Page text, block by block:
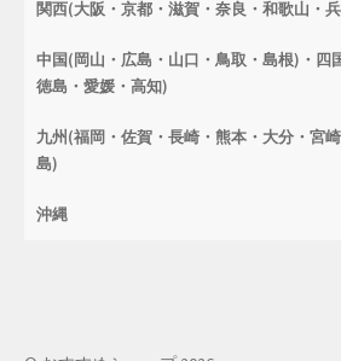
関西(大阪・京都・滋賀・奈良・和歌山・
中国(岡山・広島・山口・鳥取・島根)・四
徳島・愛媛・高知)
九州(福岡・佐賀・長崎・熊本・大分・宮
島)
沖縄